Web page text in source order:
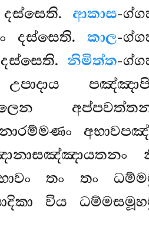
දස්සෙති. ආකාස-
දස්සෙති.කාල-
නිමිත්ත-
තං තං
විය